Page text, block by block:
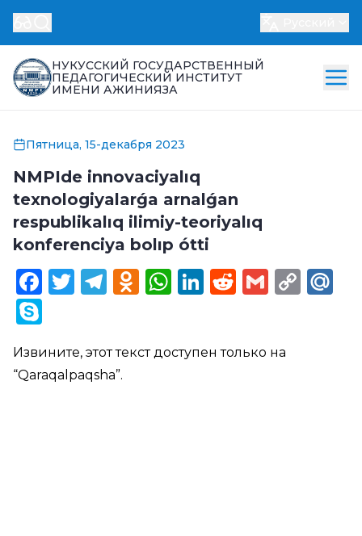
НУКУССКИЙ ГОСУДАРСТВЕННЫЙ
ПЕДАГОГИЧЕСКИЙ ИНСТИТУТ
ИМЕНИ АЖИНИЯЗА
Пятница, 15-декабря 2023
NMPIde innovaciyalıq
texnologiyalarǵa arnalǵan
respublikalıq ilimiy-teoriyalıq
konferenciya bolıp ótti
Facebook
Twitter
Telegram
Odnoklassniki
WhatsApp
LinkedIn
Reddit
Gmail
Извините, этот текст доступен только на
“Qaraqalpaqsha”.